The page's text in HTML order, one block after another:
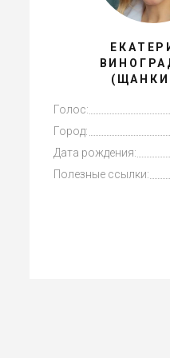
Голос:
Город:
Дата рождения:
Полезные ссылки: